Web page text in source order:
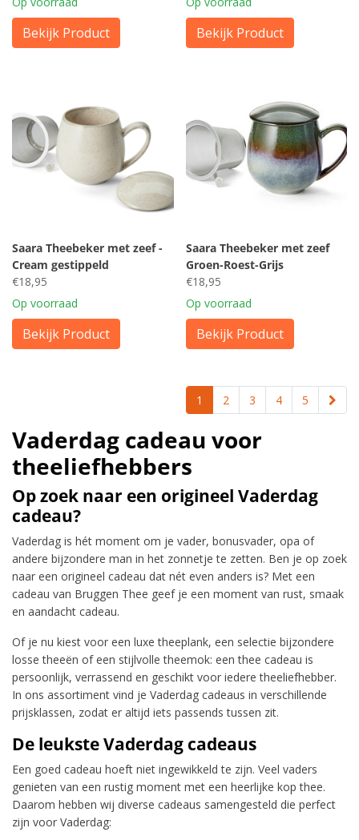
Bekijk Product Bekijk Product
Saara Theebeker met zeef -
Cream gestippeld
€18,95
Op voorraad
Bekijk Product
Saara Theebeker met zeef
Groen-Roest-Grijs
€18,95
Op voorraad
Bekijk Product
1 2 3 4 5
Vaderdag cadeau voor
theeliefhebbers
Op zoek naar een origineel Vaderdag
cadeau?
Vaderdag is hét moment om je vader, bonusvader, opa of
andere bijzondere man in het zonnetje te zetten. Ben je op zoek
naar een origineel cadeau dat nét even anders is? Met een
cadeau van Bruggen Thee geef je een moment van rust, smaak
en aandacht cadeau.
Of je nu kiest voor een luxe theeplank, een selectie bijzondere
losse theeën of een stijlvolle theemok: een thee cadeau is
persoonlijk, verrassend en geschikt voor iedere theeliefhebber.
In ons assortiment vind je Vaderdag cadeaus in verschillende
prijsklassen, zodat er altijd iets passends tussen zit.
De leukste Vaderdag cadeaus
Een goed cadeau hoeft niet ingewikkeld te zijn. Veel vaders
genieten van een rustig moment met een heerlijke kop thee.
Daarom hebben wij diverse cadeaus samengesteld die perfect
zijn voor Vaderdag: